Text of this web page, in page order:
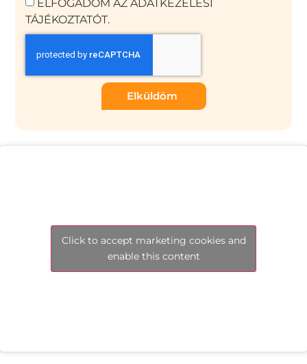
ELFOGADOM AZ ADATKEZELÉSI
TÁJÉKOZTATÓT.
Elküldöm
Click to accept marketing cookies and
enable this content